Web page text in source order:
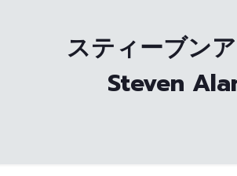
スティーブン
Steven